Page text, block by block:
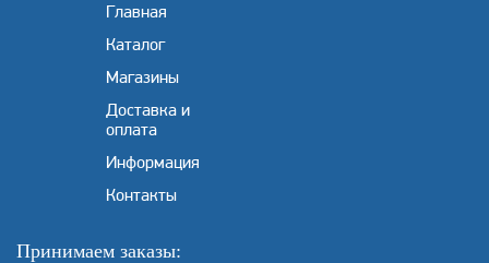
Главная
Каталог
Магазины
Доставка и
оплата
Информация
Контакты
Принимаем заказы: